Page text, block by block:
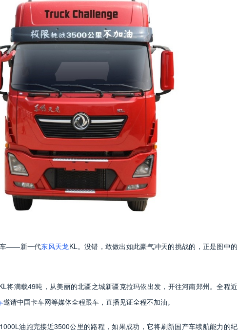
车——新一代东风天龙KL。没错，敢做出如此豪气冲天的挑战的，正是图中的
将满载49吨，从美丽的北疆之城新疆克拉玛依出发，开往河南郑州。全程近
邀请中国卡车网等媒体全程跟车，直播见证全程不加油。
油跑完接近3500公里的路程，如果成功，它将刷新国产车续航能力的纪